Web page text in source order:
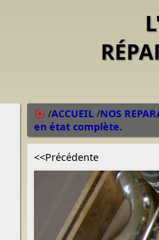
/ACCUEIL /NOS
en état complète.
<<Précédente